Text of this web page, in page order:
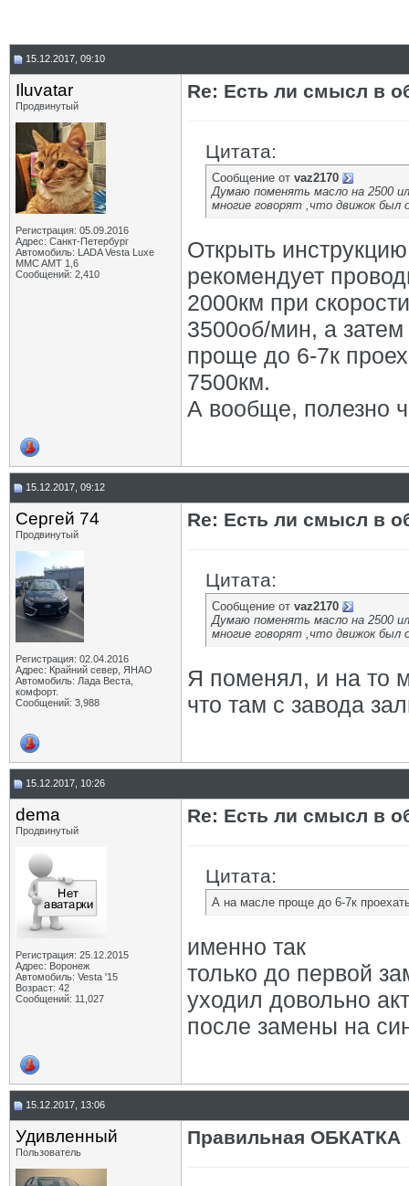
15.12.2017, 09:10
Iluvatar
Продвинутый
Регистрация: 05.09.2016
Адрес: Санкт-Петербург
Автомобиль: LADA Vesta Luxe
MMC AMT 1,6
Сообщений: 2,410
Re: Есть ли смысл в
Цитата:
Сообщение от vaz2170
Думаю поменять масло на 2500
многие говорят ,что движок был
Открыть
рекомендует
2000км при
3500об/мин, а
проще до 6-7к
7500км.
А вообще, полезно
15.12.2017, 09:12
Сергей 74
Продвинутый
Регистрация: 02.04.2016
Адрес: Крайний север, ЯНАО
Автомобиль: Лада Веста,
комфорт.
Сообщений: 3,988
Re: Есть ли смысл в
Цитата:
Сообщение от vaz2170
Думаю поменять масло на 2500
многие говорят ,что движок был
Я поменял, и на то
что там с завода
15.12.2017, 10:26
dema
Продвинутый
Регистрация: 25.12.2015
Адрес: Воронеж
Автомобиль: Vesta '15
Возраст: 42
Сообщений: 11,027
Re: Есть ли смысл в
Цитата:
А на масле проще до 6-7к
именно так
только до первой
уходил довольно
после замены на
15.12.2017, 13:06
Удивленный
Пользователь
Правильная ОБКАТКА